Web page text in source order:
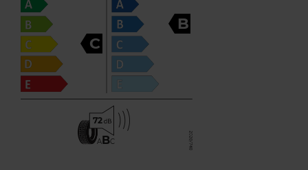
C
B
72
ABC